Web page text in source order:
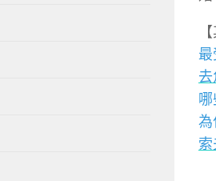
最
為